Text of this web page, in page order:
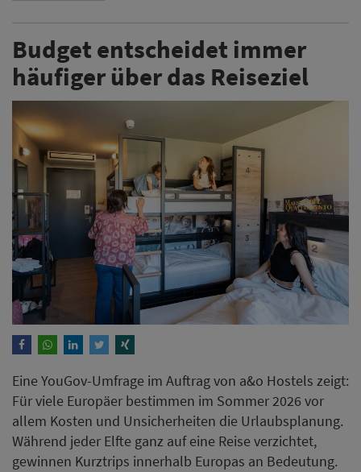
Budget entscheidet immer
häufiger über das Reiseziel
Eine YouGov-Umfrage im Auftrag von a&o Hostels zeigt:
Für viele Europäer bestimmen im Sommer 2026 vor
allem Kosten und Unsicherheiten die Urlaubsplanung.
Während jeder Elfte ganz auf eine Reise verzichtet,
gewinnen Kurztrips innerhalb Europas an Bedeutung.